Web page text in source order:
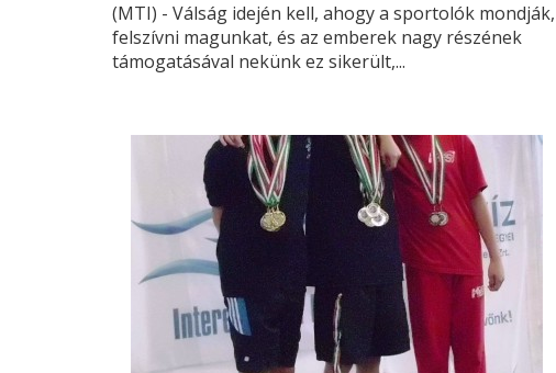
(MTI) - Válság idején kell, ahogy a sportolók mondják,
felszívni magunkat, és az emberek nagy részének
támogatásával nekünk ez sikerült,...